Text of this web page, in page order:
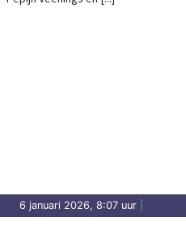
6 januari 2026, 8:07 uur